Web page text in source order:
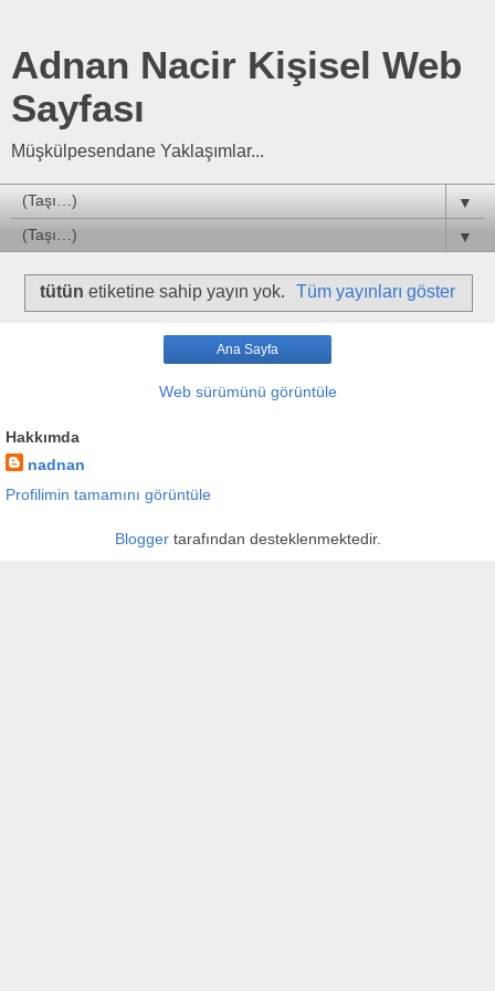
Adnan Nacir Kişisel Web
Sayfası
Müşkülpesendane Yaklaşımlar...
▼
▼
tütün etiketine sahip yayın yok. Tüm yayınları göster
Ana Sayfa
Web sürümünü görüntüle
Hakkımda
nadnan
Profilimin tamamını görüntüle
Bloggertarafından desteklenmektedir.